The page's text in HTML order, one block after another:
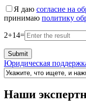
Я даю согласие на
принимаю политику
2+14=
Юридическая
Наши